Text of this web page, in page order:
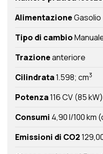
AlimentazioneGasolio
Tipo di cambio
Trazioneanteriore
Cilindrata1.598; cm3
Potenza116 CV (85 kW)
Consumi 4,90 l/100 km
Emissioni di CO2